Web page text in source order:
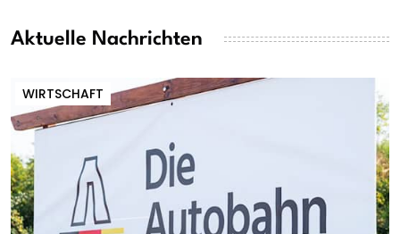
Aktuelle Nachrichten
WIRTSCHAFT